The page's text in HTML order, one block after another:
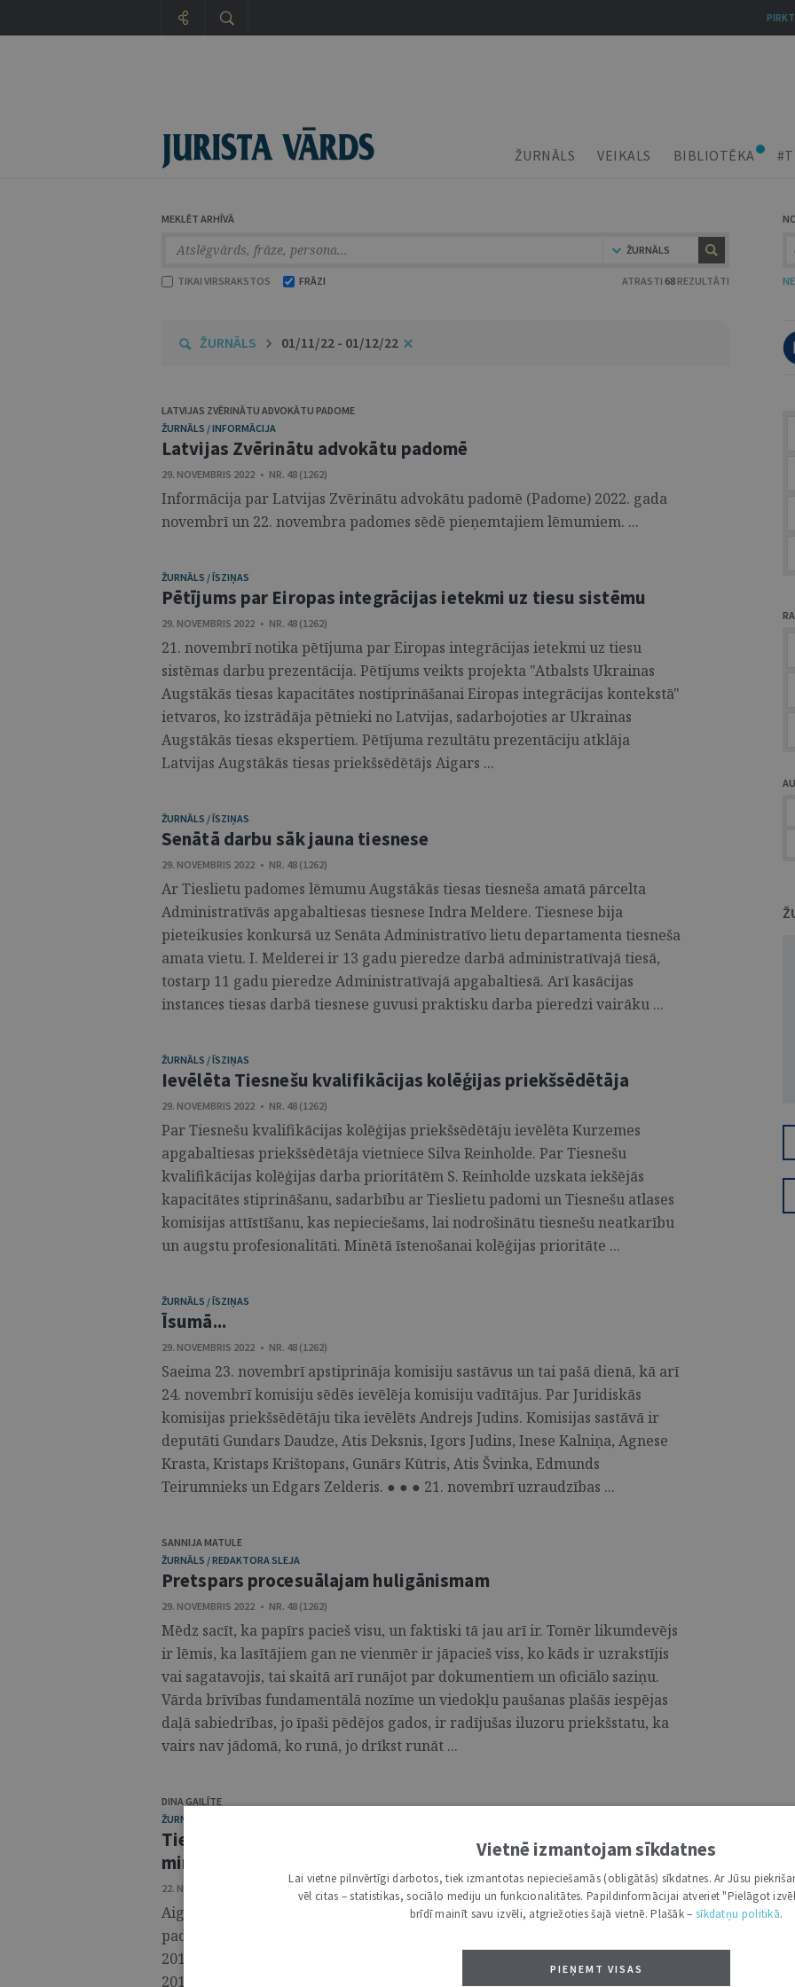
ŽURNĀLS VEIKALS BIBLIOTĒKA
MEKLĒT ARHĪVĀ
ŽURNĀLS
TIKAI VIRSRAKSTOS FRĀZI ATRASTI 68 REZULTĀTI
ŽURNĀLS 01/11/22 - 01/12/22
LATVIJAS ZVĒRINĀTU ADVOKĀTU PADOME
ŽURNĀLS / INFORMĀCIJA
Latvijas Zvērinātu advokātu padomē
29. NOVEMBRIS 2022 • NR. 48 (1262)
Informācija par Latvijas Zvērinātu advokātu padomē (Padome) 2022. gada
novembrī un 22. novembra padomes sēdē pieņemtajiem lēmumiem. ...
ŽURNĀLS / ĪSZIŅAS
Pētījums par Eiropas integrācijas ietekmi uz tiesu sistēmu
29. NOVEMBRIS 2022 • NR. 48 (1262)
21. novembrī notika pētījuma par Eiropas integrācijas ietekmi uz tiesu
sistēmas darbu prezentācija. Pētījums veikts projekta "Atbalsts Ukrainas
Augstākās tiesas kapacitātes nostiprināšanai Eiropas integrācijas kontekstā"
ietvaros, ko izstrādāja pētnieki no Latvijas, sadarbojoties ar Ukrainas
Augstākās tiesas ekspertiem. Pētījuma rezultātu prezentāciju atklāja
Latvijas Augstākās tiesas priekšsēdētājs Aigars ...
ŽURNĀLS / ĪSZIŅAS
Senātā darbu sāk jauna tiesnese
29. NOVEMBRIS 2022 • NR. 48 (1262)
Ar Tieslietu padomes lēmumu Augstākās tiesas tiesneša amatā pārcelta
Administratīvās apgabaltiesas tiesnese Indra Meldere. Tiesnese bija
pieteikusies konkursā uz Senāta Administratīvo lietu departamenta tiesneša
amata vietu. I. Melderei ir 13 gadu pieredze darbā administratīvajā tiesā,
tostarp 11 gadu pieredze Administratīvajā apgabaltiesā. Arī kasācijas
instances tiesas darbā tiesnese guvusi praktisku darba pieredzi vairāku ...
ŽURNĀLS / ĪSZIŅAS
Ievēlēta Tiesnešu kvalifikācijas kolēģijas priekšsēdētāja
29. NOVEMBRIS 2022 • NR. 48 (1262)
Par Tiesnešu kvalifikācijas kolēģijas priekšsēdētāju ievēlēta Kurzemes
apgabaltiesas priekšsēdētāja vietniece Silva Reinholde. Par Tiesnešu
kvalifikācijas kolēģijas darba prioritātēm S. Reinholde uzskata iekšējās
kapacitātes stiprināšanu, sadarbību ar Tieslietu padomi un Tiesnešu atlases
komisijas attīstīšanu, kas nepieciešams, lai nodrošinātu tiesnešu neatkarību
un augstu profesionalitāti. Minētā īstenošanai kolēģijas prioritāte ...
ŽURNĀLS / ĪSZIŅAS
Īsumā...
29. NOVEMBRIS 2022 • NR. 48 (1262)
Saeima 23. novembrī apstiprināja komisiju sastāvus un tai pašā dienā, kā arī
24. novembrī komisiju sēdēs ievēlēja komisiju vadītājus. Par Juridiskās
komisijas priekšsēdētāju tika ievēlēts Andrejs Judins. Komisijas sastāvā ir
deputāti Gundars Daudze, Atis Deksnis, Igors Judins, Inese Kalniņa, Agnese
Krasta, Kristaps Krištopans, Gunārs Kūtris, Atis Švinka, Edmunds
Teirumnieks un Edgars Zelderis. ● ● ● 21. novembrī uzraudzības ...
SANNIJA MATULE
ŽURNĀLS / REDAKTORA SLEJA
Pretspars procesuālajam huligānismam
29. NOVEMBRIS 2022 • NR. 48 (1262)
Mēdz sacīt, ka papīrs pacieš visu, un faktiski tā jau arī ir. Tomēr likumdevējs
ir lēmis, ka lasītājiem gan ne vienmēr ir jāpacieš viss, ko kāds ir uzrakstījis
vai sagatavojis, tai skaitā arī runājot par dokumentiem un oficiālo saziņu.
Vārda brīvības fundamentālā nozīme un viedokļu paušanas plašās iespējas
daļā sabiedrības, jo īpaši pēdējos gados, ir radījušas iluzoru priekšstatu, ka
vairs nav jādomā, ko runā, jo drīkst runāt ...
DINA GAILĪTE
ŽURNĀLS / INTERVIJA
Tiesu varu neapmierina pakalpojums, ko sniedz Tieslietu
ministrija
22. NOVEMBRIS 2022 • NR. 47 (1261)
Aigars Strupišs ir Augstākās tiesas priekšsēdētājs un līdz ar to arī Tieslietu
padomes priekšsēdētājs kopš 2020. gada jūnija. Tiesneša amatā viņš ir kopš
2014. gada, kad sāka darbu Augstākās tiesas Civillietu departamentā, bet
2018. gadā kļuva par Civillietu departamenta priekšsēdētāju. Bijis arī
PIRKT
Vietnē izmantojam sīkdatnes
Lai vietne pilnvērtīgi darbotos, tiek izmantotas nepieciešamās (obligātās) sīkdatnes. Ar Jūsu
vēl citas – statistikas, sociālo mediju un funkcionalitātes. Papildinformācijai atveriet "Pielāgot
brīdī mainīt savu izvēli, atgriežoties šajā vietnē. Plašāk – sīkdatņu politikā.
PIEŅEMT VISAS